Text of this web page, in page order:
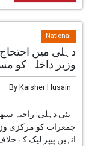
Read More...
National
دہلی میں
وزیر داخلہ کو
ByKaisher Husain
نئی دہلی: راجیہ
ملکارجن کھرگے نے